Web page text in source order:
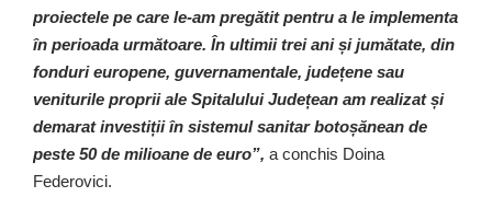
proiectele pe care le-am pregătit pentru a le implementa
în perioada următoare. În ultimii trei ani și jumătate, din
fonduri europene, guvernamentale, județene sau
veniturile proprii ale Spitalului Județean am realizat și
demarat investiții în sistemul sanitar botoșănean de
peste 50 de milioane de euro”, a conchis Doina
Federovici.